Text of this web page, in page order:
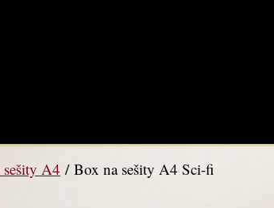
A4 / Box na sešity A4 Sci-fi